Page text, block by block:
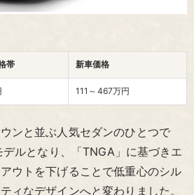
帯 新車価格
111～467万円
ンと並ぶ人気セダンのひとつで
ルとなり、「TNGA」に基づきエ
ウトを下げることで低重心のシル
ィなデザインへと変わりました。